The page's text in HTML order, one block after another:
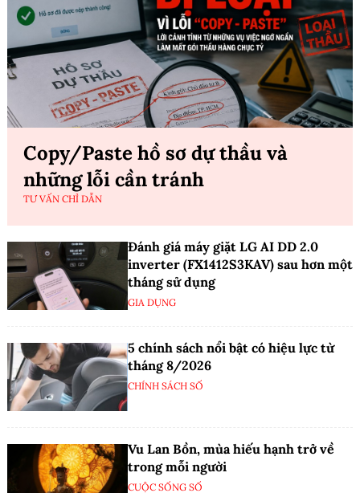
Copy/Paste hồ sơ dự thầu và
những lỗi cần tránh
TƯ VẤN CHỈ DẪN
Đánh giá máy giặt LG AI DD 2.0
inverter (FX1412S3KAV) sau hơn một
tháng sử dụng
GIA DỤNG
5 chính sách nổi bật có hiệu lực từ
tháng 8/2026
CHÍNH SÁCH SỐ
Vu Lan Bồn, mùa hiếu hạnh trở về
trong mỗi người
CUỘC SỐNG SỐ